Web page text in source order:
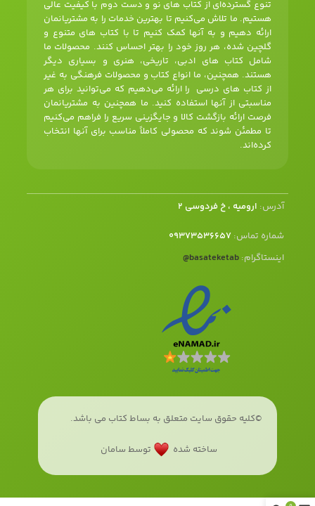
تنوع گسترده‌ای از کتاب های نو و دست دوم با کیفیت عالی
هستیم. ما تلاش می‌کنیم تا بهترین خدمات را به مشتریانمان
ارائه دهیم و به آنها کمک کنیم تا با کتاب های متنوع و
گلچین شده، هر روز خود را بهتر احساس کنند. محصولات ما
شامل کتاب های ادبی، تاریخی، هنری و بسیاری دیگر
هستند. همچنین، ما انواع کتاب و محصولات فرهنگی به غیر
از کتاب های درسی را ارائه می‌دهیم که می‌توانید برای هر
مناسبتی از آنها استفاده کنید. ما همچنین به مشتریانمان
فرصت ارائه بازگشت کالا و جایگزینی سریع را فراهم می‌کنیم
تا مطمئن شوند که محصولی کاملاً مناسب برای آنها انتخاب
کرده‌اند.
آدرس: ارومیه ، خ فردوسی 2
شماره تماس: 09373536657
اینستاگرام: basateketab
@
©کلیه حقوق سایت متعلق به بساط کتاب می باشد.
ساخته شده توسط سامان